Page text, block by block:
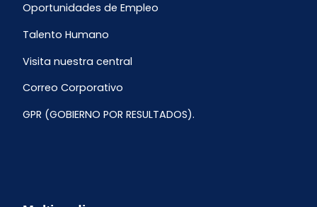
Oportunidades de Empleo
Talento Humano
Visita nuestra central
Correo Corporativo
GPR (GOBIERNO POR RESULTADOS).